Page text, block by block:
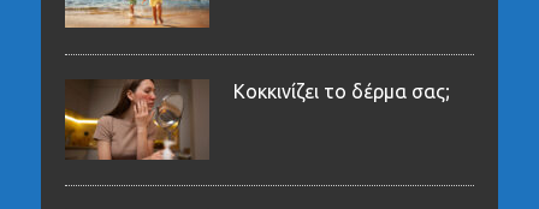
Κοκκινίζει το δέρμα σας;